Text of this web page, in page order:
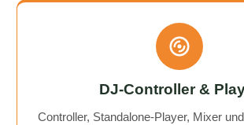
DJ-Controller &
Controller, Standalone-Player, Mixer